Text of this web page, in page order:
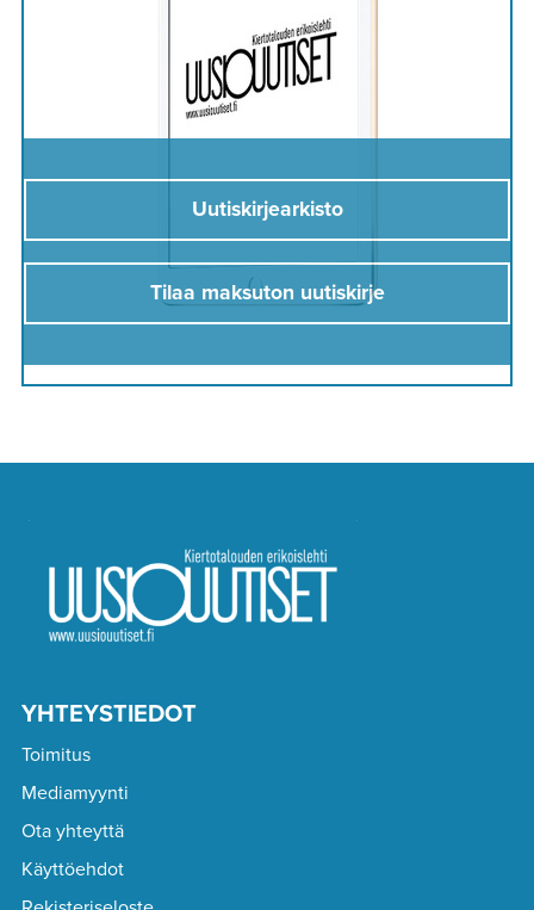
Uutiskirjearkisto
Tilaa maksuton uutiskirje
YHTEYSTIEDOT
Toimitus
Mediamyynti
Ota yhteyttä
Käyttöehdot